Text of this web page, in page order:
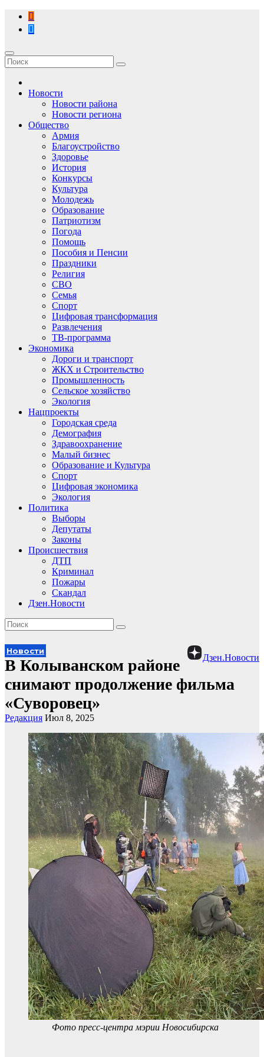
Перейти
содержимому
Новости
Новости района
Новости региона
Общество
Армия
Благоустройство
Здоровье
История
Конкурсы
Культура
Молодежь
Образование
Патриотизм
Погода
Помощь
Пособия и Пенсии
Праздники
Религия
СВО
Семья
Спорт
Цифровая трансформация
Развлечения
ТВ-программа
Экономика
Дороги и транспорт
ЖКХ и Строительство
Промышленность
Сельское хозяйство
Экология
Нацпроекты
Городская среда
Демография
Здравоохранение
Малый бизнес
Образование и Культура
Спорт
Цифровая экономика
Экология
Политика
Выборы
Депутаты
Законы
Происшествия
ДТП
Криминал
Пожары
Скандал
Дзен.Новости
Дзен.Новости
Новости
В Колыванском районе
снимают продолжение фильма
«Суворовец»
Редакция Июл 8, 2025
Фото пресс-центра мэрии Новосибирска